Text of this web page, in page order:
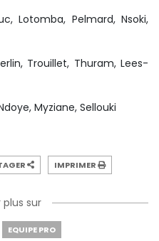
Lotomba, Pelmard, Nsoki,
Trouillet, Thuram, Lees-
Myziane, Sellouki
IMPRIMER
plus sur
EQUIPE PRO